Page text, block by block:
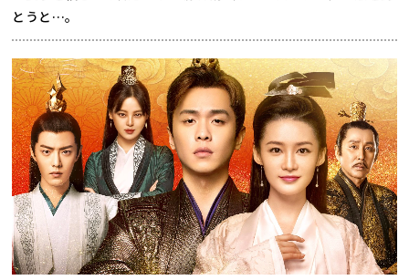
とうと…。